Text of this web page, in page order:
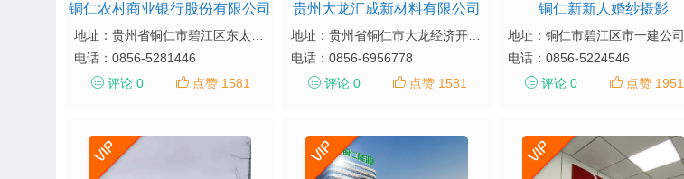
铜仁农村商业银行股份有限公司
电话： 0856-5281446
评论 0
点赞 1581
贵州大龙汇成新材料有限公司
电话： 0856-6956778
评论 0
点赞 1581
铜仁新新人婚纱摄影
电话： 0856-5224546
评论 0
点赞 1951